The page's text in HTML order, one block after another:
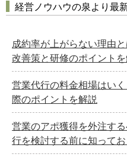
経営ノウハウの泉より最
成約率が上がらない理由
改善策と研修のポイント
営業代行の料金相場はい
際のポイントを解説
営業のアポ獲得を外注す
行を検討する前に知って